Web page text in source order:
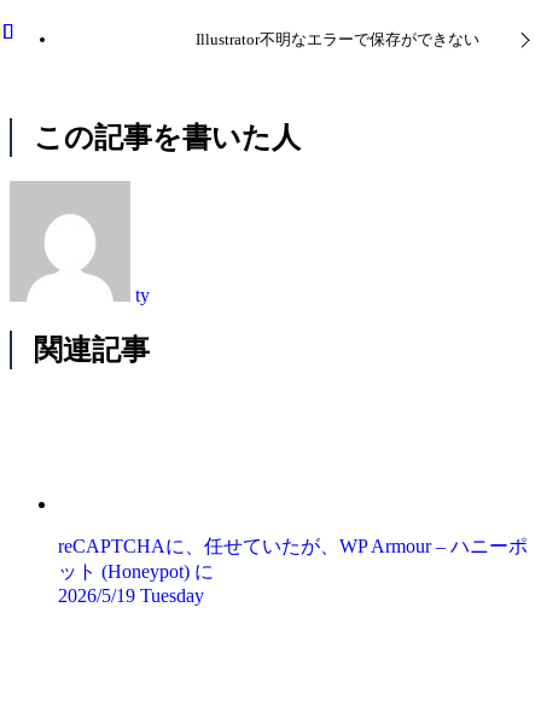
Illustrator不明なエラーで保存ができない
この記事を書いた人
ty
関連記事
reCAPTCHAに、任せていたが、WP Armour – ハニーポ
ット (Honeypot) に
2026/5/19 Tuesday